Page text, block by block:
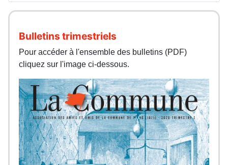
Bulletins trimestriels
Pour accéder à l'ensemble des bulletins (PDF)
cliquez sur l'image ci-dessous.